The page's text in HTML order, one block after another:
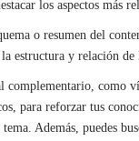
los aspectos más
o resumen del
estructura y relación de
complementario, como
para reforzar tus
Además, puedes